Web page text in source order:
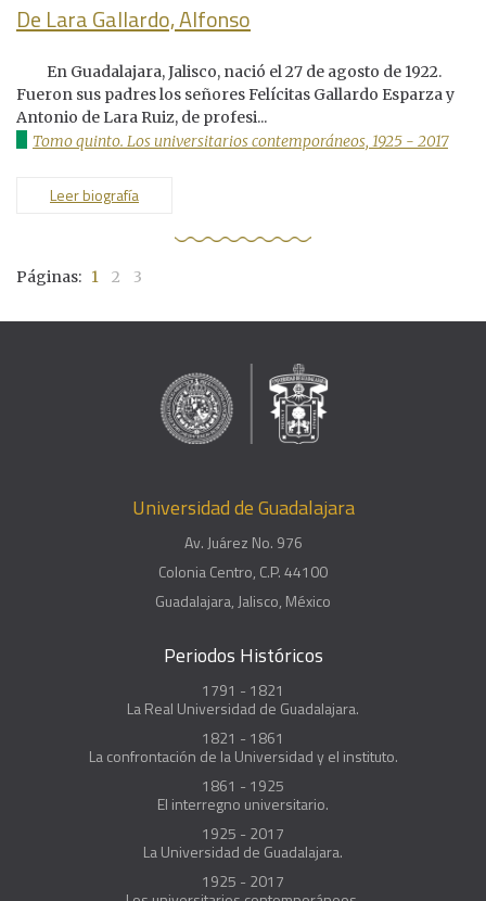
De Lara Gallardo, Alfonso
En Guadalajara, Jalisco, nació el 27 de agosto de 1922.
Fueron sus padres los señores Felícitas Gallardo Esparza y
Antonio de Lara Ruiz, de profesi...
Tomo quinto. Los universitarios contemporáneos, 1925 - 2017
Leer biografía
Páginas: 1 2 3
Universidad de Guadalajara
Av. Juárez No. 976
Colonia Centro, C.P. 44100
Guadalajara, Jalisco, México
Periodos Históricos
1791 - 1821
La Real Universidad de Guadalajara.
1821 - 1861
La confrontación de la Universidad y el instituto.
1861 - 1925
El interregno universitario.
1925 - 2017
La Universidad de Guadalajara.
1925 - 2017